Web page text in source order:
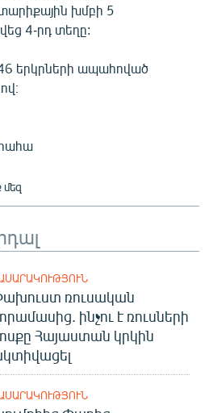
խմբի 5
4-րդ տեղը:
երկրների ապահոված
ռուսական
ինչու է ռուսների
Հայաստան կրկին